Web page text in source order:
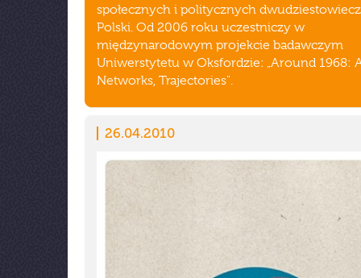
społecznych i politycznych
Polski. Od 2006 roku uczestniczy w
międzynarodowym projekcie badawczym
Uniwerstytetu w Oksfordzie: „Around 1968:
Networks, Trajectories".
26.04.2010